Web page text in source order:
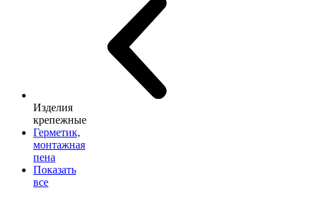
Изделия
крепежные
Герметик,
монтажная
пена
Показать
все